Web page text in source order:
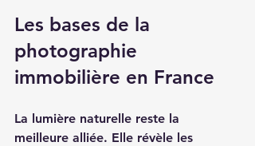
Les bases de la
photographie
immobilière en France
La lumière naturelle reste la
meilleure alliée. Elle révèle les